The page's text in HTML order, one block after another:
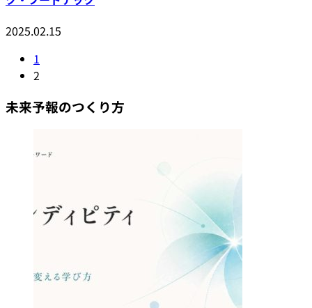
2025.02.15
1
2
未来予報のつくり方